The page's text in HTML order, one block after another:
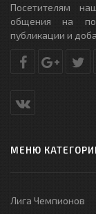
Посетителям
общения на
публикации и
МЕНЮ
Лига Чемпионов